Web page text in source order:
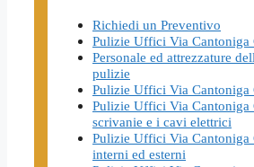
Richiedi un Preventivo
Pulizie Uffici Via Cantoniga
Personale ed attrezzature
pulizie
Pulizie Uffici Via Cantoniga
Pulizie Uffici Via Cantoniga
scrivanie e i cavi elettrici
Pulizie Uffici Via Cantoniga
interni ed esterni